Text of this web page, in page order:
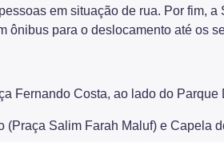
em situação de rua. Por fim,
ônibus para o deslocamento até os
Fernando Costa, ao lado do
(Praça Salim Farah Maluf) e Capela